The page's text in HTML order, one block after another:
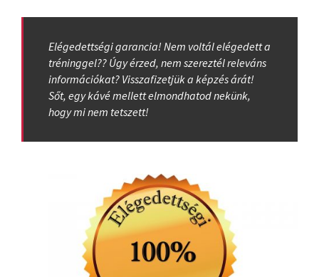
Elégedettségi garancia! Nem voltál elégedett a
tréninggel?? Úgy érzed, nem szereztél releváns
információkat? Visszafizetjük a képzés árát!
Sőt, egy kávé mellett elmondhatod nekünk,
hogy mi nem tetszett!